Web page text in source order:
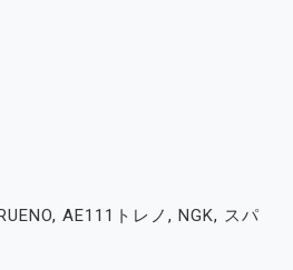
, AE111トレノ , NGK, スパ